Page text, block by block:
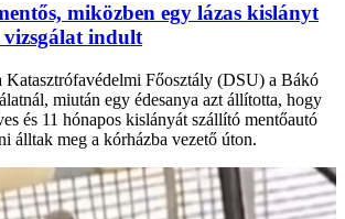
miközben egy lázas kislányt
indult
Katasztrófavédelmi Főosztály (DSU) a Bákó
miután egy édesanya azt állította, hogy
és 11 hónapos kislányát szállító mentőautó
álltak meg a kórházba vezető úton.